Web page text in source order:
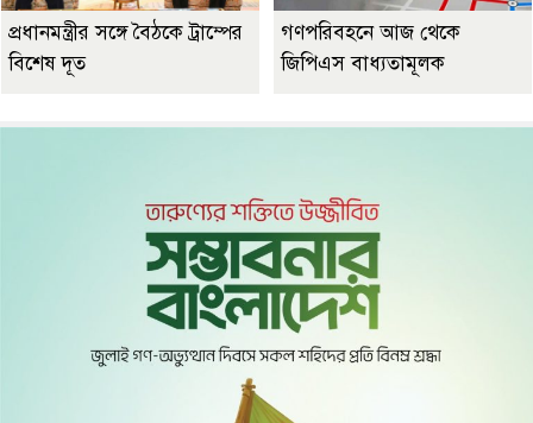
প্রধানমন্ত্রীর সঙ্গে বৈঠকে ট্রাম্পের
বিশেষ দূত
গণপরিবহনে আজ থেকে
জিপিএস বাধ্যতামূলক